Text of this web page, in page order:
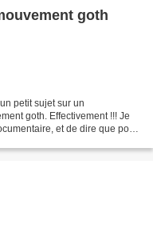
goth
petit sujet sur un
goth. Effectivement !!! Je
et de dire que pour